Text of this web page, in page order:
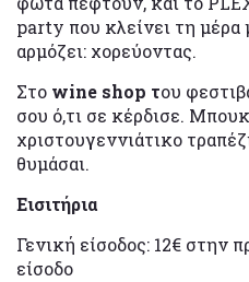
party που κλείνει τη μέρα
αρμόζει: χορεύοντας.
Στο wine shop του
σου ό,τι σε κέρδισε.
χριστουγεννιάτικο
θυμάσαι.
Εισιτήρια
Γενική είσοδος: 12€ στην
είσοδο